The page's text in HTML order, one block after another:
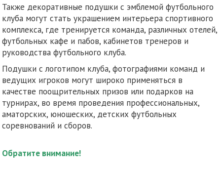
Также декоративные подушки с эмблемой футбольного
клуба могут стать украшением интерьера спортивного
комплекса, где тренируется команда, различных отелей,
футбольных кафе и пабов, кабинетов тренеров и
руководства футбольного клуба.
Подушки с логотипом клуба, фотографиями команд и
ведущих игроков могут широко применяться в
качестве поощрительных призов или подарков на
турнирах, во время проведения профессиональных,
аматорских, юношеских, детских футбольных
соревнований и сборов.
Обратите внимание!